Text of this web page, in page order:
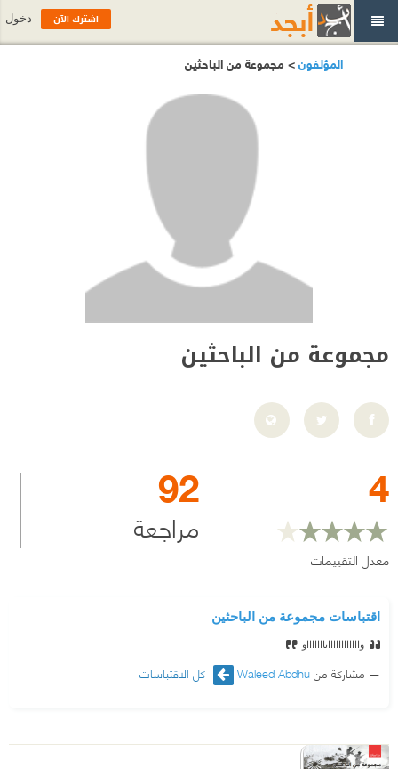
المؤلفون> مجموعة من الباحثين
مجموعة من الباحثين
4
معدل التقييمات
92
مراجعة
اقتباسات مجموعة من الباحثين
وااااااااااااىاااااااو
مشاركة منWaleed Abdhu كل الاقتباسات
اشترك الآن دخول